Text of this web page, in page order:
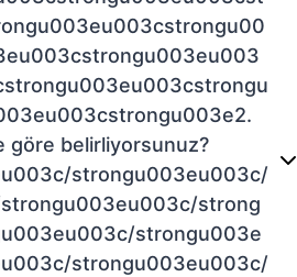
göre belirliyorsunuz?
strongu003eu003c/
strong
strongu003e
strongu003eu003c/